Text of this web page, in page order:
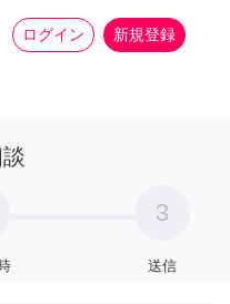
ログイン 新規登録
家事 more_horiz
3
送信